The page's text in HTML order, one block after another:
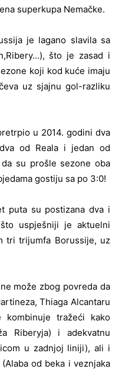
superkupa Nemačke.
je lagano slavila sa
što je zasad i
koji kod kuće imaju
uz sjajnu gol-razliku
u 2014. godini dva
od Reala i jedan od
su prošle sezone oba
gostiju sa po 3:0!
puta su postizana dva i
uspješniji je aktuelni
tri trijumfa Borussije, uz
može zbog povreda da
Thiaga Alcantaru
tražeći kako
Riberyja) i adekvatnu
u zadnjoj liniji), ali i
od beka i veznjaka